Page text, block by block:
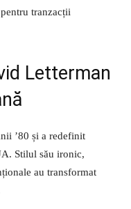
tranzacții
Letterman
’80 și a redefinit
Stilul său ironic,
au transformat